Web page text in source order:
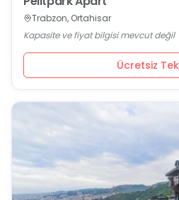
Trabzon, Ortahisar
Kapasite ve fiyat bilgisi mevcut değil
Ücretsiz